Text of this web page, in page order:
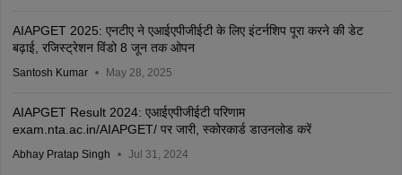
AIAPGET 2025: एनटीए ने एआईएपीजीईटी के लिए इंटर्नशिप पूरा करने की डेट
बढ़ाई, रजिस्ट्रेशन विंडो 8 जून तक ओपन
Santosh Kumar May 28, 2025
AIAPGET Result 2024: एआईएपीजीईटी परिणाम
exam.nta.ac.in/AIAPGET/ पर जारी, स्कोरकार्ड डाउनलोड करें
Abhay Pratap Singh Jul 31, 2024